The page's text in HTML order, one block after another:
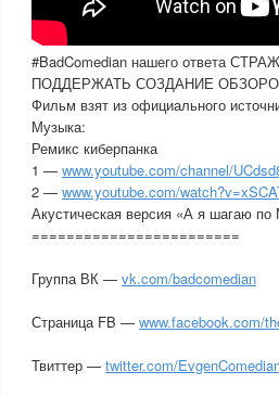
#BadComedian нашего ответа
ПОДДЕРЖАТЬ СОЗДАНИЕ
Фильм взят из официального
Музыка:
Ремикс киберпанка
1 — www.youtube.com/channel/
2 — www.youtube.com/
Акустическая версия «А я шагаю
========================
Группа ВК — vk.com/badcomedian
Страница FB — www.facebook.com/
Твиттер — twitter.com/